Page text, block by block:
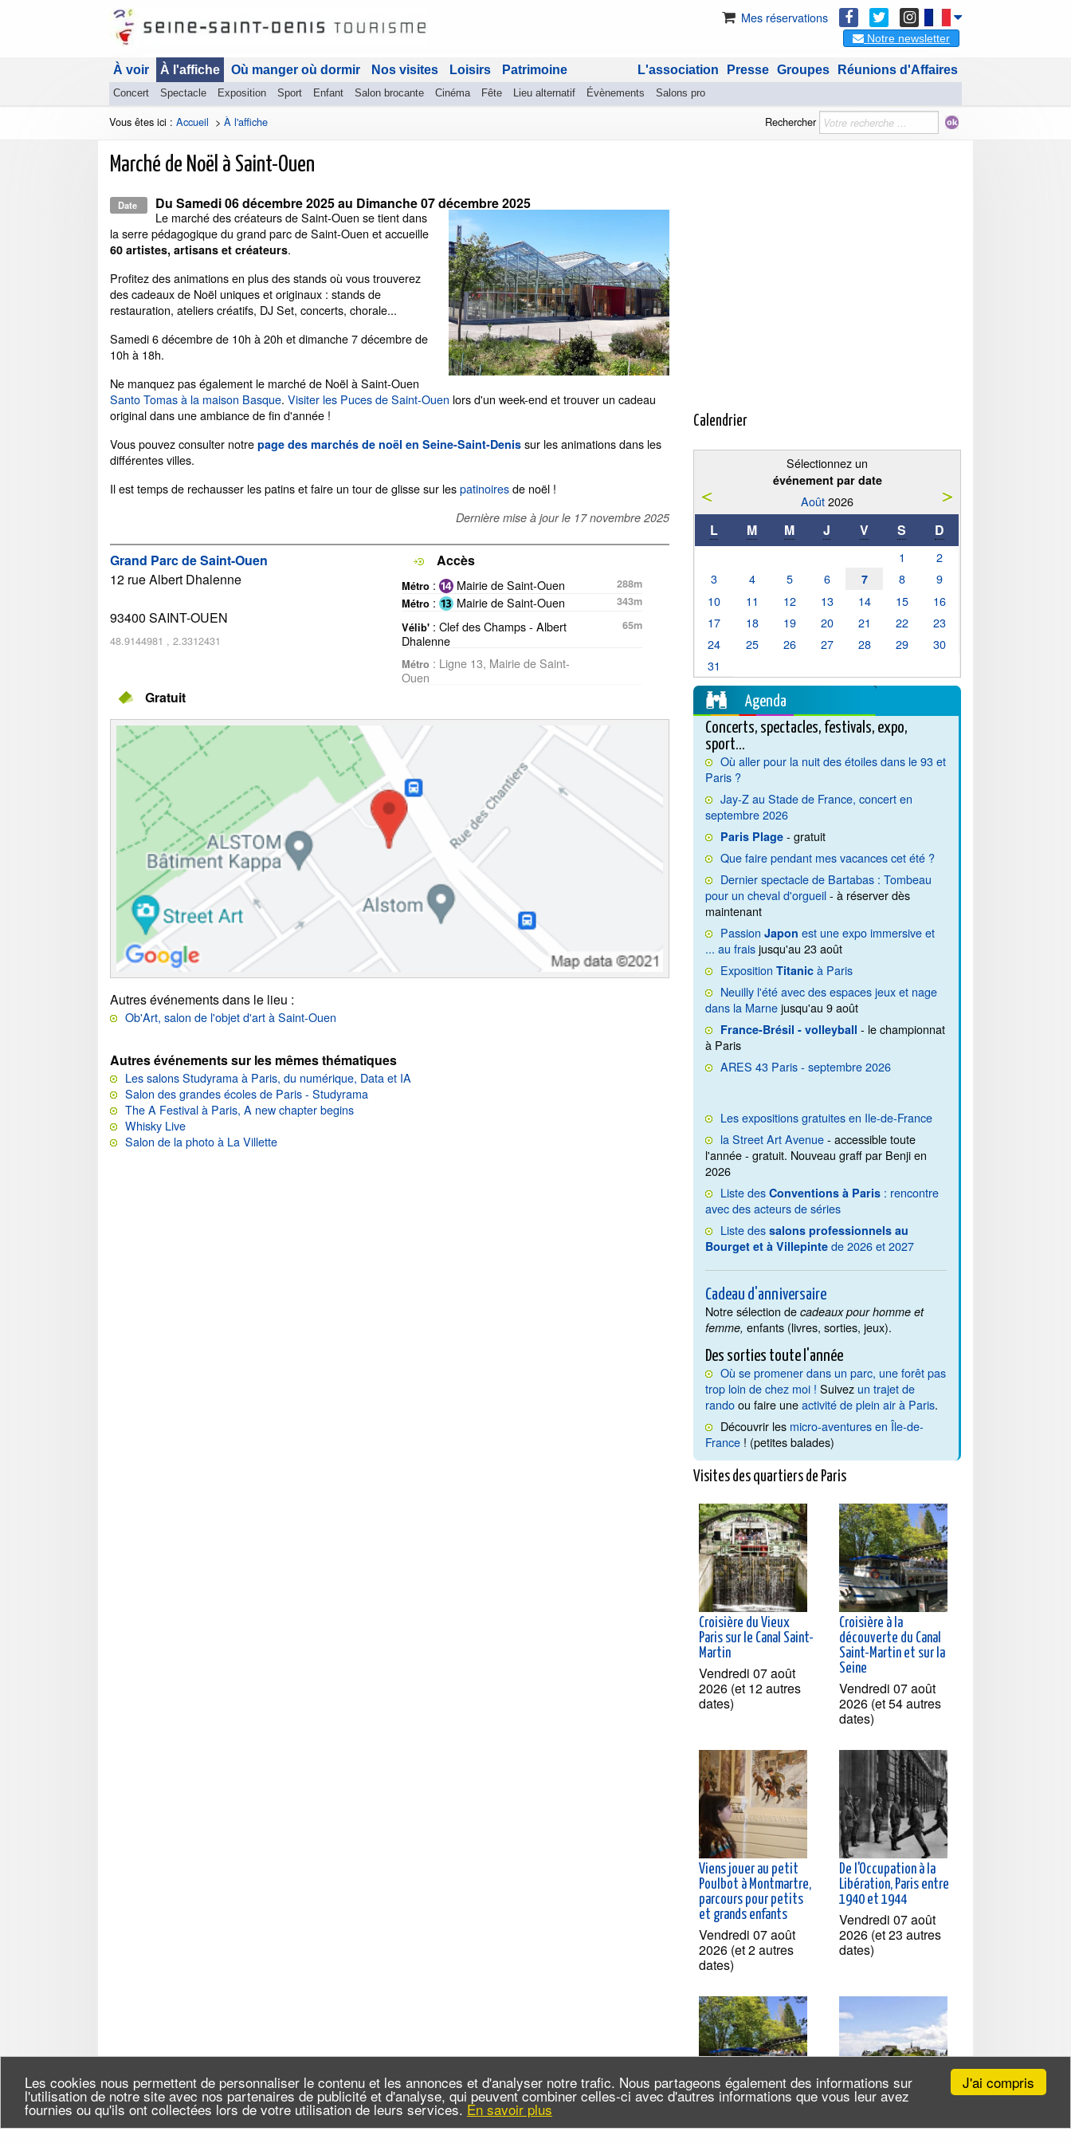
J'ai compris
Les cookies nous permettent de personnaliser le contenu et les annonces et d'analyser notre trafic. Nous partageons également des informations sur
l'utilisation de notre site avec nos partenaires de publicité et d'analyse, qui peuvent combiner celles-ci avec d'autres informations que vous leur avez
fournies ou qu'ils ont collectées lors de votre utilisation de leurs services. En savoir plus
Mes réservations
Notre newsletter
À voir À l'affiche
Concert Spectacle Exposition Sport Enfant Salon brocante Cinéma Fête Lieu alternatif Évènements Salons pro
Où manger où dormir Nos visites Loisirs Patrimoine Réunions d'Affaires
Groupes
Presse
L'association
Vous êtes ici : Accueil > À l'affiche Rechercher
Marché de Noël à Saint-Ouen
Date Du Samedi 06 décembre 2025au Dimanche 07 décembre 2025
Le marché des créateurs de Saint-Ouen se tient dans
la serre pédagogique du grand parc de Saint-Ouen et accueille
60 artistes, artisans et créateurs.
Profitez des animations en plus des stands où vous trouverez
des cadeaux de Noël uniques et originaux : stands de
restauration, ateliers créatifs, DJ Set, concerts, chorale...
Samedi 6 décembre de 10h à 20h et dimanche 7 décembre de
10h à 18h.
Ne manquez pas également le marché de Noël à Saint-Ouen
Santo Tomas à la maison Basque. Visiter les Puces de Saint-Ouen lors d'un week-end et trouver un cadeau
original dans une ambiance de fin d'année !
Vous pouvez consulter notre page des marchés de noël en Seine-Saint-Denis sur les animations dans les
différentes villes.
Il est temps de rechausser les patins et faire un tour de glisse sur lespatinoiresde noël !
Dernière mise à jour le 17 novembre 2025
Grand Parc de Saint-Ouen
12 rue Albert Dhalenne
93400 SAINT-OUEN
48.9144981 , 2.3312431
Accès
Métro : Mairie de Saint-Ouen
288m
Métro : Mairie de Saint-Ouen
343m
Vélib' : Clef des Champs - Albert
Dhalenne
65m
Métro : Ligne 13, Mairie de Saint-
Ouen
Gratuit
Autres événements dans le lieu :
Ob'Art, salon de l'objet d'art à Saint-Ouen
Autres événements sur les mêmes thématiques
Les salons Studyrama à Paris, du numérique, Data et IA
Salon des grandes écoles de Paris - Studyrama
The A Festival à Paris, A new chapter begins
Whisky Live
Salon de la photo à La Villette
Calendrier
Sélectionnez un
événement par date
Août2026
L M M J V S D
1
2
3
4 5 6 7 8
9
10
11 12 13 14 15
16
17
18 19 20 21 22
23
24
25 26 27 28 29
30
31
Agenda
Concerts, spectacles, festivals, expo,
sport...
Où aller pour la nuit des étoiles dans le 93 et
Paris ?
Jay-Z au Stade de France, concert en
septembre 2026
Paris Plage - gratuit
Que faire pendant mes vacances cet été ?
Dernier spectacle de Bartabas : Tombeau
pour un cheval d'orgueil- à réserver dès
maintenant
PassionJapon est une expo immersive et
... au fraisjusqu'au 23 août
ExpositionTitanic à Paris
Neuilly l'été avec des espaces jeux et nage
dans la Marnejusqu'au 9 août
France-Brésil - volleyball - le championnat
à Paris
ARES 43 Paris - septembre 2026
Les expositions gratuites en Ile-de-France
la Street Art Avenue- accessible toute
l'année - gratuit. Nouveau graff par Benji en
2026
Liste desConventions à Paris : rencontre
avec des acteurs de séries
Liste dessalons professionnels au
Bourget et à Villepinte de 2026 et 2027
Cadeau d'anniversaire
Notre sélection decadeaux pour homme et
femme, enfants (livres, sorties, jeux).
Des sorties toute l'année
Où se promener dans un parc, une forêt pas
trop loin de chez moi ! Suivez un trajet de
randoou faire uneactivité de plein air à Paris.
Découvrir les micro-aventures en Île-de-
France ! (petites balades)
Visites des quartiers de Paris
Croisière du Vieux
Paris sur le Canal Saint-
Martin
Vendredi 07 août
2026 (et 12 autres
dates)
Croisière à la
découverte du Canal
Saint-Martin et sur la
Seine
Vendredi 07 août
2026 (et 54 autres
dates)
Viens jouer au petit
Poulbot à Montmartre,
parcours pour petits
et grands enfants
Vendredi 07 août
2026 (et 2 autres
dates)
De l'Occupation à la
Libération, Paris entre
1940 et 1944
Vendredi 07 août
2026 (et 23 autres
dates)
découverte du Canal
Saint-Martin à la Seine,